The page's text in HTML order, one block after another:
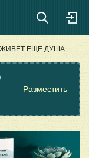
ЕЩЁ ДУША.....
Разместить